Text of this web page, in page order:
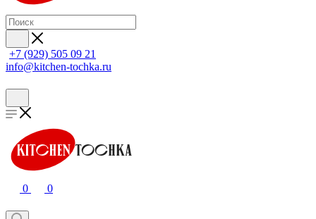
+7 (929) 505 09 21
info@kitchen-tochka.ru
0 0